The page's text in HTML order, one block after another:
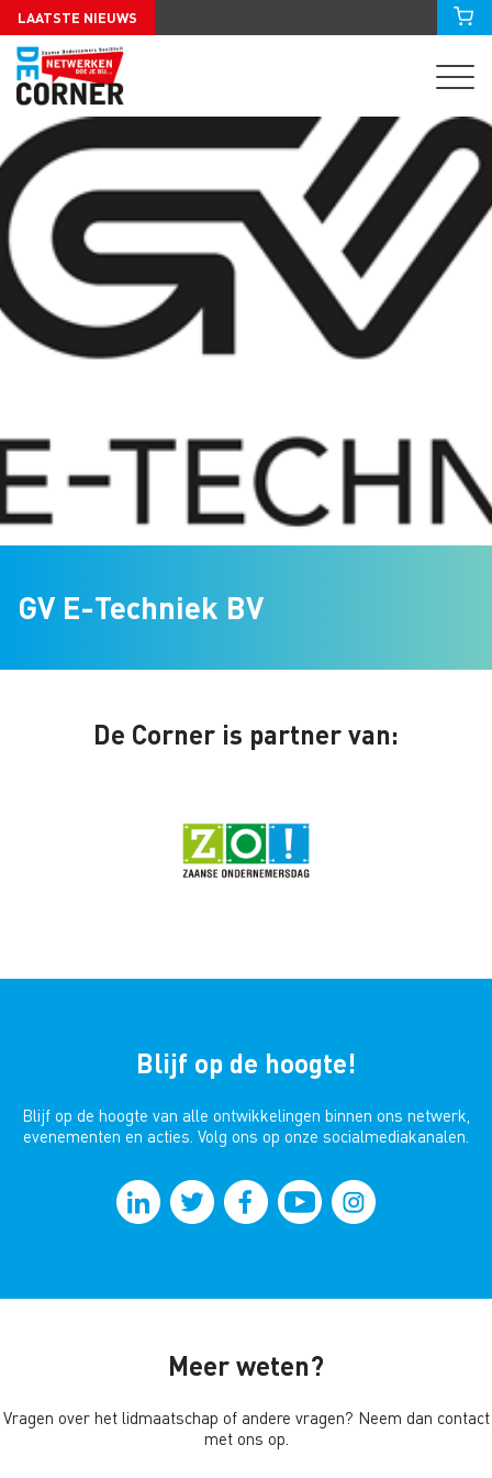
LAATSTE NIEUWS
GV E-Techniek BV
De Corner is partner van:
Blijf op de hoogte!
Blijf op de hoogte van alle ontwikkelingen binnen ons netwerk,
evenementen en acties. Volg ons op onze socialmediakanalen.
Meer weten?
Vragen over het lidmaatschap of andere vragen? Neem dan contact
met ons op.